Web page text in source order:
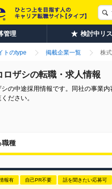
管理 検討中リ
トのtype 掲載企業一覧 株
ロザシの転職・求人情報
の中途採用情報です。同社の事業
ださい。
職種
報有 自己PR不要 話を聞きたい応募可